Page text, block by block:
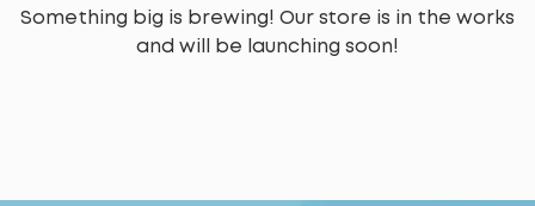
Something big is brewing! Our store is in the works
and will be launching soon!